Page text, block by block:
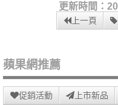
更新時間：
上一頁
蘋果網推薦
促銷活動 上市新品